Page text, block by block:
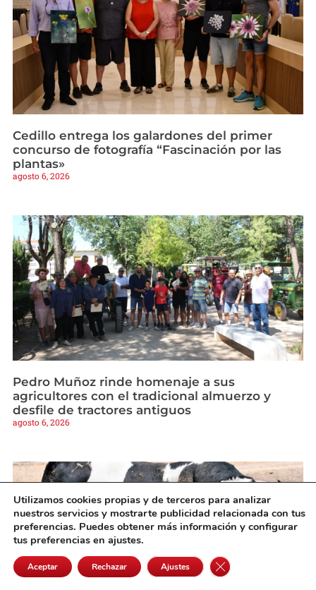
Cedillo entrega los galardones del primer
concurso de fotografía “Fascinación por las
plantas»
agosto 6, 2026
Pedro Muñoz rinde homenaje a sus
agricultores con el tradicional almuerzo y
desfile de tractores antiguos
agosto 6, 2026
Utilizamos cookies propias y de terceros para analizar
nuestros servicios y mostrarte publicidad relacionada con tus
preferencias. Puedes obtener más información y configurar
tus preferencias en ajustes.
Aceptar Rechazar Ajustes Cerrar el banner de